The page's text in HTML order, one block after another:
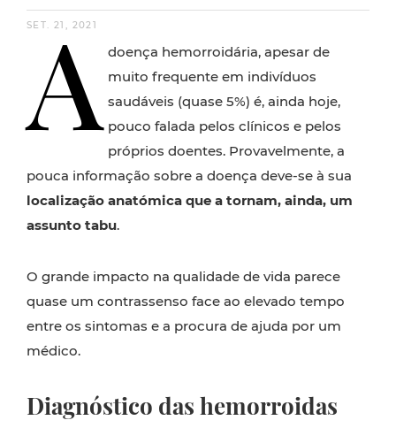
SET. 21, 2021
A doença hemorroidária, apesar de
muito frequente em indivíduos
saudáveis (quase 5%) é, ainda hoje,
pouco falada pelos clínicos e pelos
próprios doentes. Provavelmente, a
pouca informação sobre a doença deve-se à sua
localização anatómica que a tornam, ainda, um
assunto tabu.
O grande impacto na qualidade de vida parece
quase um contrassenso face ao elevado tempo
entre os sintomas e a procura de ajuda por um
médico.
Diagnóstico das hemorroidas